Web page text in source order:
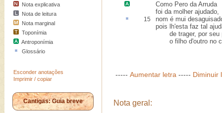
Nota explicativa
Nota de leitura
Nota marginal
Toponímia
Antroponímia
Glossário
Esconder anotações
Imprimir / copiar
Cantigas: Guia breve
Como Pero da Arruda
foi da molher ajudado,
15 nom é mui
pois lh'esta faz tal
de trager, por seu
o filho d'outro no
----- Aumentar letra ----- Diminuir
Nota geral: